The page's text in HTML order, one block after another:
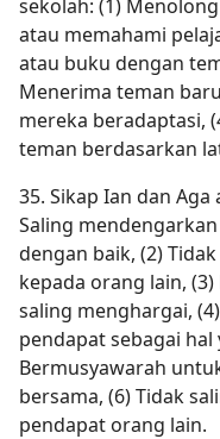
sekolah: (1)
atau memahami
atau buku dengan
Menerima teman
mereka beradaptasi,
teman berdasarkan
35. Sikap Ian dan
Saling
dengan baik, (2)
kepada orang lain,
saling menghargai,
pendapat sebagai
Bermusyawarah
bersama, (6) Tidak
pendapat orang lain.